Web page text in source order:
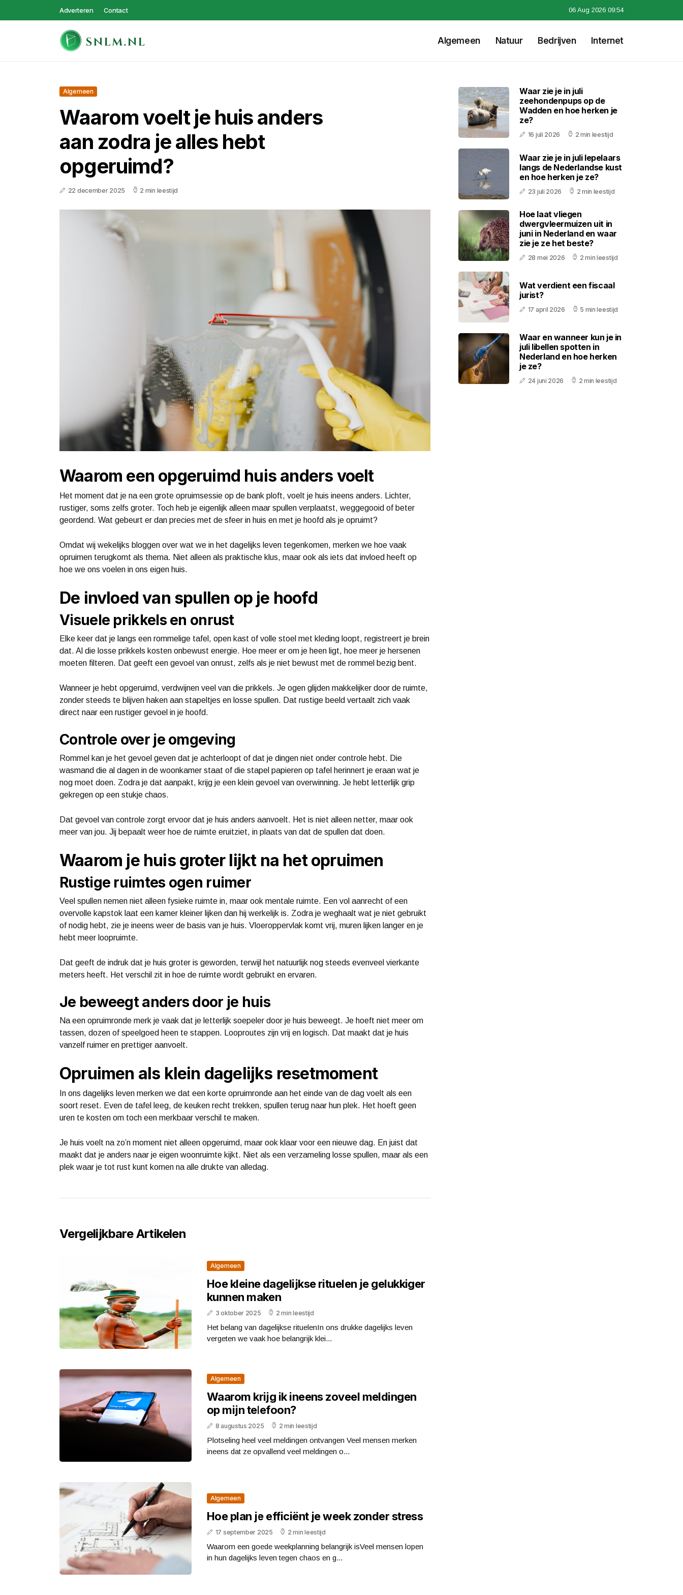
Adverteren Contact 06 Aug 2026 09:54
Algemeen Natuur Bedrijven Internet
Algemeen
Waarom voelt je huis anders
aan zodra je alles hebt
opgeruimd?
22 december 2025 2 min leestijd
Waarom een opgeruimd huis anders voelt
Het moment dat je na een grote opruimsessie op de bank ploft, voelt je huis ineens anders. Lichter,
rustiger, soms zelfs groter. Toch heb je eigenlijk alleen maar spullen verplaatst, weggegooid of beter
geordend. Wat gebeurt er dan precies met de sfeer in huis en met je hoofd als je opruimt?
Omdat wij wekelijks bloggen over wat we in het dagelijks leven tegenkomen, merken we hoe vaak
opruimen terugkomt als thema. Niet alleen als praktische klus, maar ook als iets dat invloed heeft op
hoe we ons voelen in ons eigen huis.
De invloed van spullen op je hoofd
Visuele prikkels en onrust
Elke keer dat je langs een rommelige tafel, open kast of volle stoel met kleding loopt, registreert je brein
dat. Al die losse prikkels kosten onbewust energie. Hoe meer er om je heen ligt, hoe meer je hersenen
moeten filteren. Dat geeft een gevoel van onrust, zelfs als je niet bewust met de rommel bezig bent.
Wanneer je hebt opgeruimd, verdwijnen veel van die prikkels. Je ogen glijden makkelijker door de ruimte,
zonder steeds te blijven haken aan stapeltjes en losse spullen. Dat rustige beeld vertaalt zich vaak
direct naar een rustiger gevoel in je hoofd.
Controle over je omgeving
Rommel kan je het gevoel geven dat je achterloopt of dat je dingen niet onder controle hebt. Die
wasmand die al dagen in de woonkamer staat of die stapel papieren op tafel herinnert je eraan wat je
nog moet doen. Zodra je dat aanpakt, krijg je een klein gevoel van overwinning. Je hebt letterlijk grip
gekregen op een stukje chaos.
Dat gevoel van controle zorgt ervoor dat je huis anders aanvoelt. Het is niet alleen netter, maar ook
meer van jou. Jij bepaalt weer hoe de ruimte eruitziet, in plaats van dat de spullen dat doen.
Waarom je huis groter lijkt na het opruimen
Rustige ruimtes ogen ruimer
Veel spullen nemen niet alleen fysieke ruimte in, maar ook mentale ruimte. Een vol aanrecht of een
overvolle kapstok laat een kamer kleiner lijken dan hij werkelijk is. Zodra je weghaalt wat je niet gebruikt
of nodig hebt, zie je ineens weer de basis van je huis. Vloeroppervlak komt vrij, muren lijken langer en je
hebt meer loopruimte.
Dat geeft de indruk dat je huis groter is geworden, terwijl het natuurlijk nog steeds evenveel vierkante
meters heeft. Het verschil zit in hoe de ruimte wordt gebruikt en ervaren.
Je beweegt anders door je huis
Na een opruimronde merk je vaak dat je letterlijk soepeler door je huis beweegt. Je hoeft niet meer om
tassen, dozen of speelgoed heen te stappen. Looproutes zijn vrij en logisch. Dat maakt dat je huis
vanzelf ruimer en prettiger aanvoelt.
Opruimen als klein dagelijks resetmoment
In ons dagelijks leven merken we dat een korte opruimronde aan het einde van de dag voelt als een
soort reset. Even de tafel leeg, de keuken recht trekken, spullen terug naar hun plek. Het hoeft geen
uren te kosten om toch een merkbaar verschil te maken.
Je huis voelt na zo’n moment niet alleen opgeruimd, maar ook klaar voor een nieuwe dag. En juist dat
maakt dat je anders naar je eigen woonruimte kijkt. Niet als een verzameling losse spullen, maar als een
plek waar je tot rust kunt komen na alle drukte van alledag.
Vergelijkbare Artikelen
Algemeen
Hoe kleine dagelijkse rituelen je gelukkiger
kunnen maken
3 oktober 2025 2 min leestijd
Het belang van dagelijkse rituelenIn ons drukke dagelijks leven
vergeten we vaak hoe belangrijk klei...
Algemeen
Waarom krijg ik ineens zoveel meldingen
op mijn telefoon?
8 augustus 2025 2 min leestijd
Plotseling heel veel meldingen ontvangen Veel mensen merken
ineens dat ze opvallend veel meldingen o...
Algemeen
Hoe plan je efficiënt je week zonder stress
17 september 2025 2 min leestijd
Waarom een goede weekplanning belangrijk isVeel mensen lopen
in hun dagelijks leven tegen chaos en g...
Waar zie je in juli
zeehondenpups op de
Wadden en hoe herken je
ze?
16 juli 2026 2 min leestijd
Waar zie je in juli lepelaars
langs de Nederlandse kust
en hoe herken je ze?
23 juli 2026 2 min leestijd
Hoe laat vliegen
dwergvleermuizen uit in
juni in Nederland en waar
zie je ze het beste?
28 mei 2026 2 min leestijd
Wat verdient een fiscaal
jurist?
17 april 2026 5 min leestijd
Waar en wanneer kun je in
juli libellen spotten in
Nederland en hoe herken
je ze?
24 juni 2026 2 min leestijd